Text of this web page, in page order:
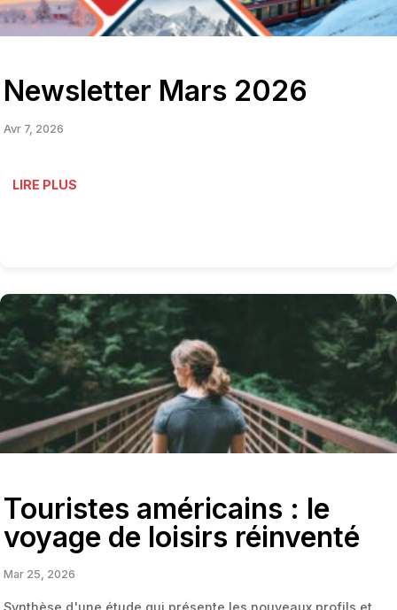
Newsletter Mars 2026
Avr 7, 2026
LIRE PLUS
Touristes américains : le
voyage de loisirs réinventé
Mar 25, 2026